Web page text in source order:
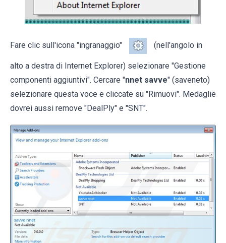
Fare clic sull'icona "ingranaggio" (nell'angolo in
alto a destra di Internet Explorer) selezionare "Gestione
componenti aggiuntivi". Cercare "nnet savve" (saveneto)
selezionare questa voce e cliccate su "Rimuovi". Medaglie
dovrei aussi remove "DealPly" e "SNT".